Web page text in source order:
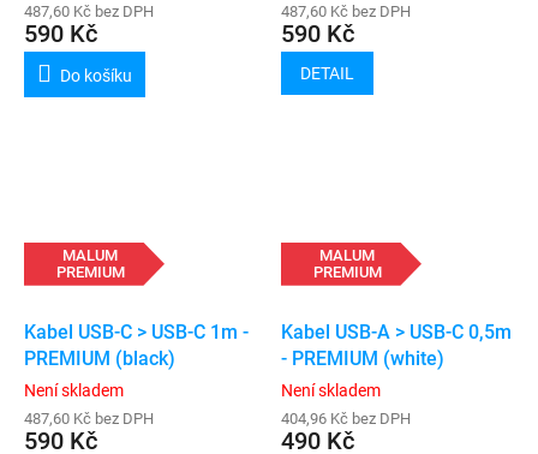
487,60 Kč bez DPH
590 Kč
Do košíku
487,60 Kč bez DPH
590 Kč
DETAIL
MALUM
PREMIUM
Kabel USB-C > USB-C 1m -
PREMIUM (black)
Není skladem
487,60 Kč bez DPH
590 Kč
MALUM
PREMIUM
Kabel USB-A > USB-C 0,5m
- PREMIUM (white)
Není skladem
404,96 Kč bez DPH
490 Kč